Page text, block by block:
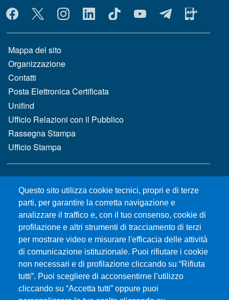
Questo sito utilizza cookie tecnici, propri e di terze
parti, per garantire la corretta navigazione e
analizzare il traffico e, con il tuo consenso, cookie di
profilazione e altri strumenti di tracciamento di terzi
per mostrare video e misurare l'efficacia delle attività
di comunicazione istituzionale. Puoi rifiutare i cookie
non necessari e di profilazione cliccando su “Rifiuta
tutti”. Puoi scegliere di acconsentirne l’utilizzo
cliccando su “Accetta tutti” oppure puoi
MENÙ SOCIAL
MENÙ FOOTER 1
Mappa del sito
Organizzazione
Contatti
Posta Elettronica Certificata
Unifind
Ufficio Relazioni con il Pubblico
Rassegna Stampa
Ufficio Stampa
MENÙ FOOTER 2
Gare d'appalto
Albo online
CIAM - Servizi Informatici
Brand Identity
Elenco siti tematici
Servizi per Disabilità e DSA
Sostieni Unime
Performance - trasparenza